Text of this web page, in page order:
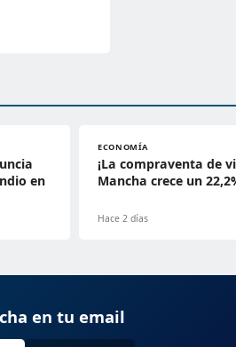
en
ECONOMÍA
¡La compraventa de
Mancha crece un
Hace 2 días
en tu email